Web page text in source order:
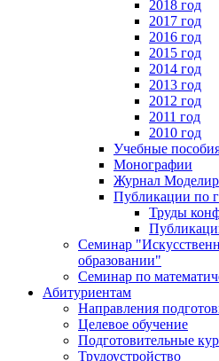
2018 год
2017 год
2016 год
2015 год
2014 год
2013 год
2012 год
2011 год
2010 год
Учебные
Монографии
Журнал
Публикации по
Труды
Семинар
образовании"
Семинар по
Абитуриентам
Направления
Целевое обучение
Подготовительные
Трудоустройство